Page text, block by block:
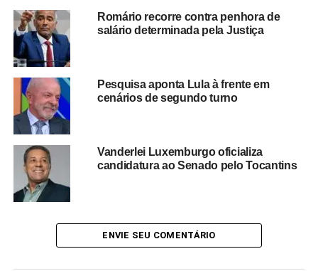
instrumento para orientar decisões estratégicas dos
principais grupos políticos.
Especialistas destacam que o desempenho de lideranças
nacionais, especialmente em estados com grande peso
eleitoral como São Paulo. Dessa forma,
de Tarcísio de Freitas, Flávio Bolsonaro e do
à medida que o pleito de 2026 se aproxima.
Redação Saiba+
Romário recorre contra penhora de
salário determinada pela Justiça
Pesquisa aponta Lula à frente em
cenários de segundo turno
Vanderlei Luxemburgo oficializa
candidatura ao Senado pelo Tocantins
ENVIE SEU COMENTÁRIO